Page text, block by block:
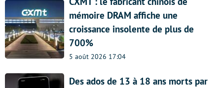
mémoire DRAM affiche une
croissance insolente de plus de
700%
5 août 2026 17:04
Des ados de 13 à 18 ans morts par